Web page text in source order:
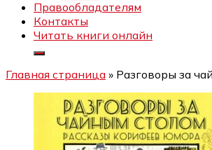
Правообладателям
Контакты
Читать книги онлайн
Главная страница » Разговоры за